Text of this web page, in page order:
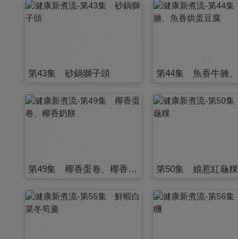
第43集 砂鍋獅子頭
第49集 椰香蛋卷、椰香奶餅 第50集 娘惹紅龜粿